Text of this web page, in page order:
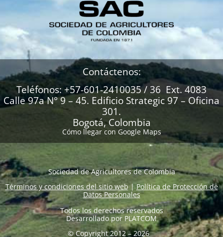
Contáctenos:
Teléfonos: +57-601-2410035 / 36 Ext. 4083
Calle 97a N° 9 – 45. Edificio Strategic 97 – Oficina
301.
Bogotá, Colombia
Cómo llegar con Google Maps
Sociedad de Agricultores de Colombia
Términos y condiciones del sitio web|Política de Protección de
Datos Personales
Todos los derechos reservados
Desarrollado por PLATCOM
© Copyright 2012 – 2026